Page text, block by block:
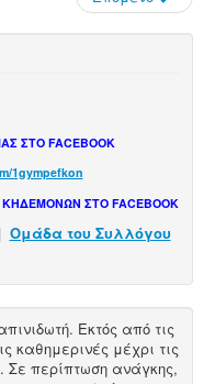
ΣΤΟ FACEBOOK
1gympefkon
ΣΤΟ FACEBOOK
Ομάδα του Συλλόγου
. Εκτός από τις
καθημερινές μέχρι τις
Σε περίπτωση ανάγκης,